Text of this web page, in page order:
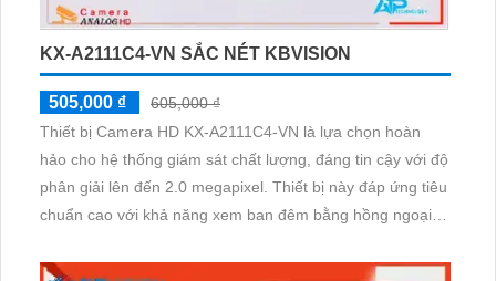
KX-A2111C4-VN SẮC NÉT KBVISION
505,000 ₫
605,000 ₫
Thiết bị Camera HD KX-A2111C4-VN là lựa chọn hoàn
hảo cho hệ thống giám sát chất lượng, đáng tin cậy với độ
phân giải lên đến 2.0 megapixel. Thiết bị này đáp ứng tiêu
chuẩn cao với khả năng xem ban đêm bằng hồng ngoại
ánh sáng